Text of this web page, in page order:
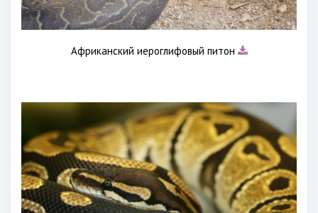
Африканский иероглифовый питон